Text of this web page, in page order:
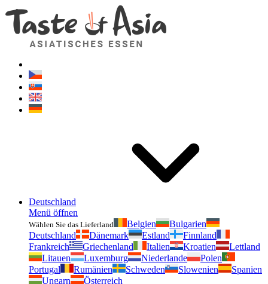
Deutschland
Menü öffnen
Wählen Sie das Lieferland Belgien
Bulgarien
Deutschland
Dänemark Estland
Finnland
Frankreich
Griechenland Italien Kroatien
Lettland
Litauen
Luxemburg Niederlande
Polen
Portugal
Rumänien Schweden Slowenien
Spanien
Ungarn
Österreich
Geschmackvonasien.de
Zögern Sie nicht zu fragen. Ich bin für Sie da!